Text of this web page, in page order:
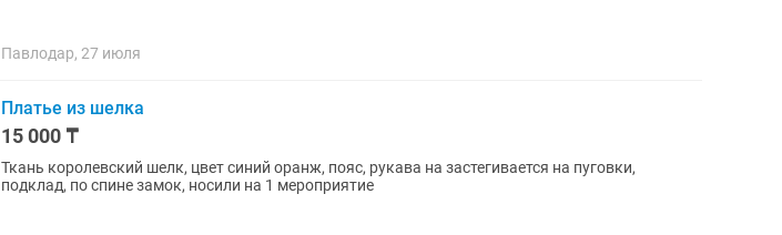
Павлодар, 27 июля
Платье из шелка
15 000 ₸
Ткань королевский шелк, цвет синий оранж, пояс, рукава на застегивается на пуговки,
подклад, по спине замок, носили на 1 мероприятие